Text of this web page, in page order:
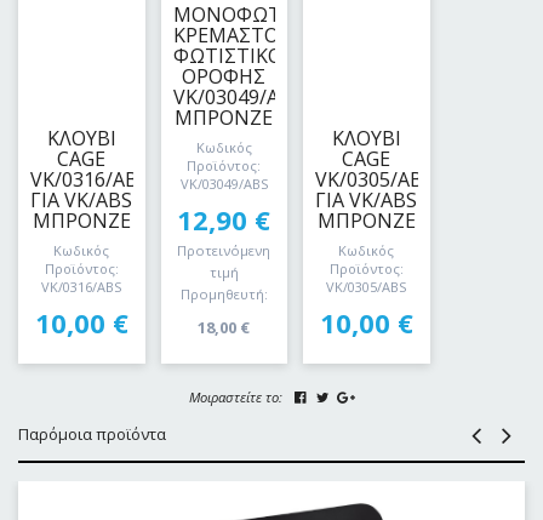
ΚΛΟΥΒΙ
CAGE
VK/0316/ABS
ΓΙΑ VK/ABS
ΜΠΡΟΝΖΕ
Κωδικός
Προϊόντος:
VK/0316/ABS
10,00 €
ΜΟΝΟΦΩΤΟ
ΚΡΕΜΑΣΤΟ
ΦΩΤΙΣΤΙΚΟ
ΟΡΟΦΗΣ
VK/03049/ABS
ΜΠΡΟΝΖΕ
Κωδικός
Προϊόντος:
VK/03049/ABS
12,90 €
Προτεινόμενη
τιμή
Προμηθευτή:
18,00 €
ΚΛΟΥΒΙ
CAGE
VK/0305/ABS
ΓΙΑ VK/ABS
ΜΠΡΟΝΖΕ
Κωδικός
Προϊόντος:
VK/0305/ABS
10,00 €
Μοιραστείτε το:
Παρόμοια προϊόντα